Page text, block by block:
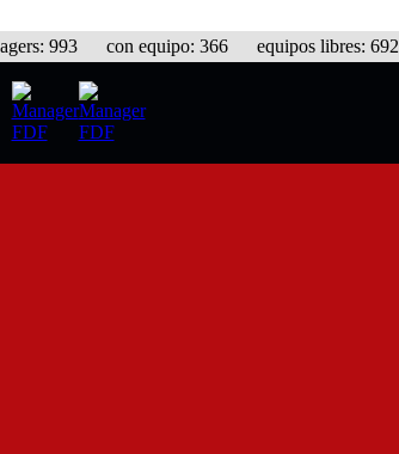
993 con equipo: 366 equipos libres: 692